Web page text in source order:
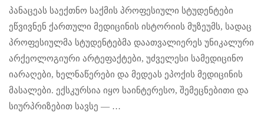
პანაცეას საექთნო საქმის პროფესიული სტუდენტები
ეწვივნენ ქართული მედიცინის ისტორიის მუზეუმს, სადაც
პროფესიულმა სტუდენტებმა დაათვალიერეს უნიკალური
არქეოლოგიური არტეფაქტები, უძველესი სამედიცინო
იარაღები, ხელნაწერები და მედეას ეპოქის მედიცინის
მასალები. ექსკურსია იყო საინტერესო, შემეცნებითი და
სიურპრიზებით სავსე — …